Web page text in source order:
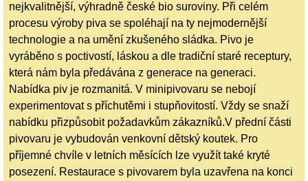
nejkvalitnější, výhradně české bio suroviny. Při celém
procesu výroby piva se spoléhají na ty nejmodernější
technologie a na umění zkušeného sládka. Pivo je
vyráběno s poctivostí, láskou a dle tradiční staré receptury,
která nám byla předávána z generace na generaci.
Nabídka piv je rozmanitá. V minipivovaru se nebojí
experimentovat s příchutěmi i stupňovitostí. Vždy se snaží
nabídku přizpůsobit požadavkům zákazníků.V přední části
pivovaru je vybudován venkovní dětský koutek. Pro
příjemné chvíle v letních měsících lze využít také kryté
posezení. Restaurace s pivovarem byla uzavřena na konci